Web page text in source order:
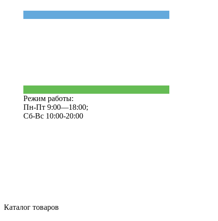
Режим работы:
Пн-Пт 9:00—18:00;
Сб-Вс 10:00-20:00
Каталог товаров